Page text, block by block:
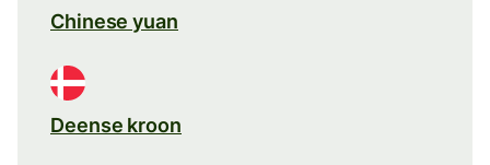
Chinese yuan
Deense kroon